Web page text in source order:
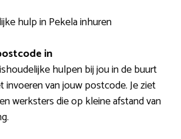
hulp in Pekela inhuren
in
hulpen bij jou in de buurt
invoeren van jouw postcode. Je ziet
werksters die op kleine afstand van